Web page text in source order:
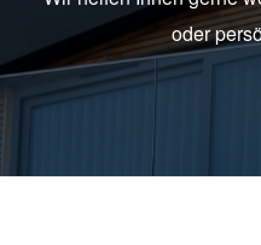
oder